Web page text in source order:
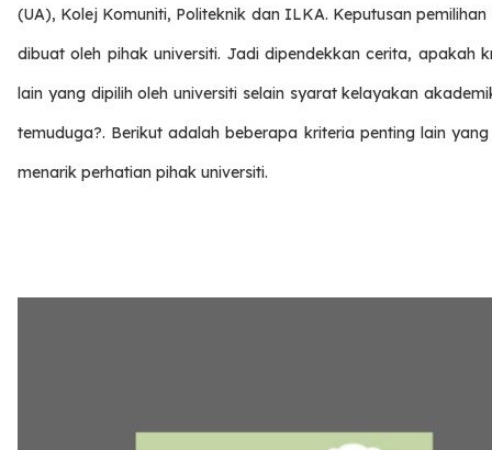
(UA), Kolej Komuniti, Politeknik dan ILKA. Keputusan pemilihan
dibuat oleh pihak universiti. Jadi dipendekkan cerita, apakah
lain yang dipilih oleh universiti selain syarat kelayakan
temuduga?. Berikut adalah beberapa kriteria penting lain
menarik perhatian pihak universiti.